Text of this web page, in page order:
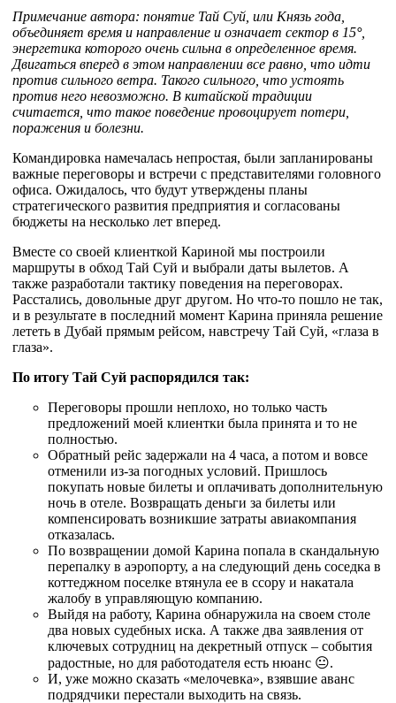
Примечание автора: понятие Тай Суй, или Князь года,
объединяет время и направление и означает сектор в 15°,
энергетика которого очень сильна в определенное время.
Двигаться вперед в этом направлении все равно, что идти
против сильного ветра. Такого сильного, что устоять
против него невозможно. В китайской традиции
считается, что такое поведение провоцирует потери,
поражения и болезни.
Командировка намечалась непростая, были запланированы
важные переговоры и встречи с представителями головного
офиса. Ожидалось, что будут утверждены планы
стратегического развития предприятия и согласованы
бюджеты на несколько лет вперед.
Вместе со своей клиенткой Кариной мы построили
маршруты в обход Тай Суй и выбрали даты вылетов. А
также разработали тактику поведения на переговорах.
Расстались, довольные друг другом. Но что-то пошло не так,
и в результате в последний момент Карина приняла решение
лететь в Дубай прямым рейсом, навстречу Тай Суй, «глаза в
глаза».
По итогу Тай Суй распорядился так:
Переговоры прошли неплохо, но только часть
предложений моей клиентки была принята и то не
полностью.
Обратный рейс задержали на 4 часа, а потом и вовсе
отменили из-за погодных условий. Пришлось
покупать новые билеты и оплачивать дополнительную
ночь в отеле. Возвращать деньги за билеты или
компенсировать возникшие затраты авиакомпания
отказалась.
По возвращении домой Карина попала в скандальную
перепалку в аэропорту, а на следующий день соседка в
коттеджном поселке втянула ее в ссору и накатала
жалобу в управляющую компанию.
Выйдя на работу, Карина обнаружила на своем столе
два новых судебных иска. А также два заявления от
ключевых сотрудниц на декретный отпуск – события
радостные, но для работодателя есть нюанс 😐.
И, уже можно сказать «мелочевка», взявшие аванс
подрядчики перестали выходить на связь.